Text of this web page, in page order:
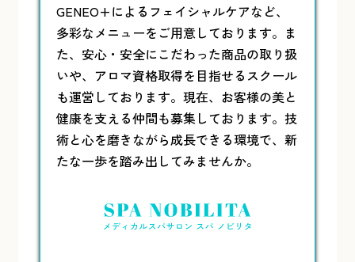
GENEO+によるフェイシャルケアなど、
多彩なメニューをご用意しております。ま
た、安心・安全にこだわった商品の取り扱
いや、アロマ資格取得を目指せるスクール
も運営しております。現在、お客様の美と
健康を支える仲間も募集しております。技
術と心を磨きながら成長できる環境で、新
たな一歩を踏み出してみませんか。